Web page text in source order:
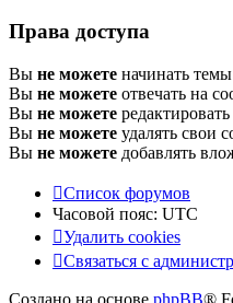
Права доступа
Вы не можете начинать темы
Вы не можете отвечать на
Вы не можете
Вы не можете удалять свои
Вы не можете добавлять
Список форумов
Часовой пояс: UTC
Удалить cookies
Связаться
Связаться с администр
Создано на основе phpBB®